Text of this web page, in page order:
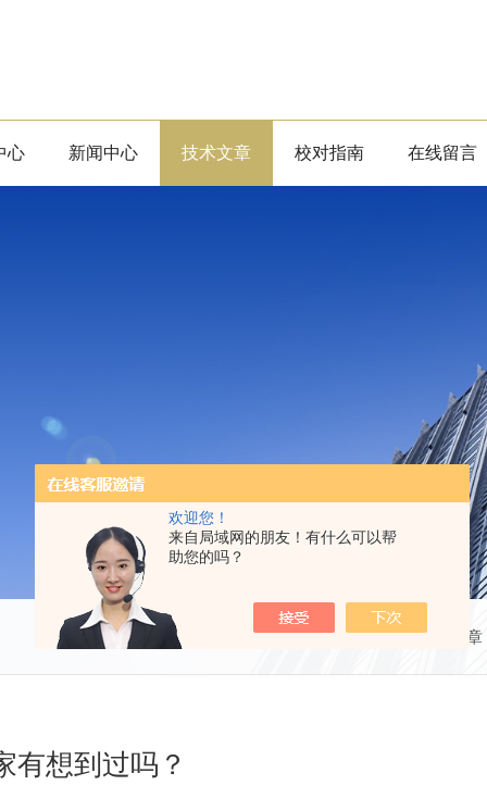
欢迎您！
来自局域网的朋友！有什么可以帮
助您的吗？
心 新闻中心 技术文章 校对指南 在线留言
当前位置：首页 技术文章
有想到过吗？